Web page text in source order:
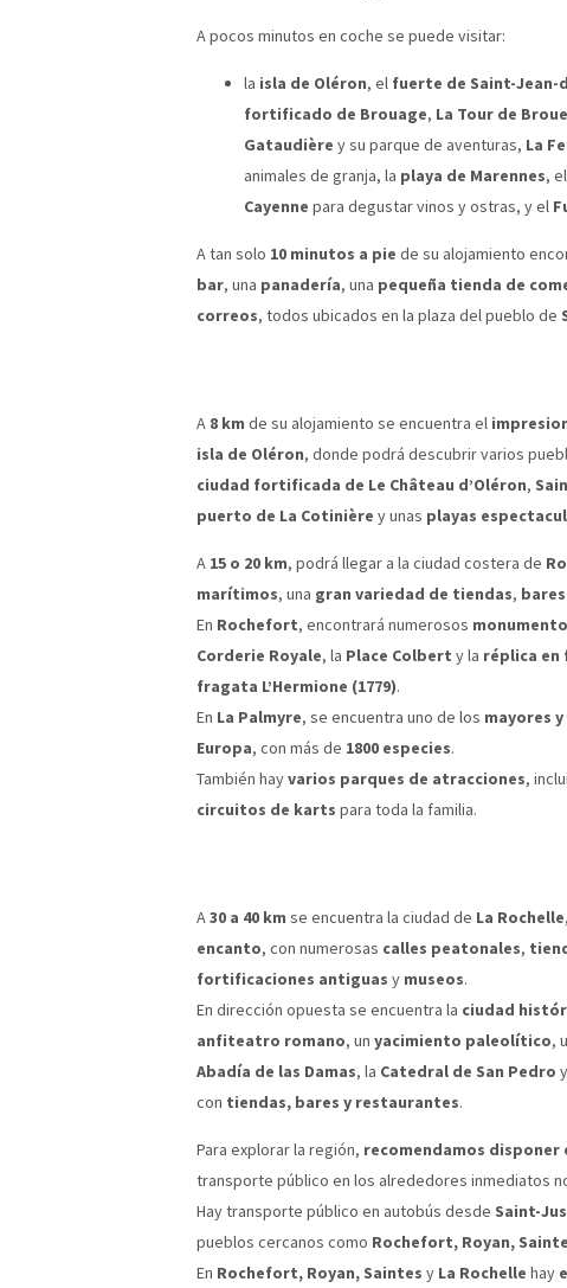
A pocos minutos en coche se puede visitar:
la isla de Oléron, el fuerte de Saint-Jean-
fortificado de Brouage, La Tour de Broue
Gataudière y su parque de aventuras, La
animales de granja, la playa de Marennes,
Cayenne para degustar vinos y ostras, y el
A tan solo 10 minutos a pie de su alojamiento
bar, una panadería, una pequeña tienda de
correos, todos ubicados en la plaza del pueblo de
A 8 km de su alojamiento se encuentra el
isla de Oléron, donde podrá descubrir varios
ciudad fortificada de Le Château d’Oléron,
puerto de La Cotinière y unas playas
A 15 o 20 km, podrá llegar a la ciudad costera de
marítimos, una gran variedad de tiendas, bares
En Rochefort, encontrará numerosos
Corderie Royale, la Place Colbert y la réplica en
fragata L’Hermione (1779).
En La Palmyre, se encuentra uno de los mayores
Europa, con más de 1800 especies.
También hayvarios parques de atracciones,
circuitos de karts para toda la familia.
A30 a 40 km se encuentra la ciudad de La Rochelle
encanto, con numerosas calles peatonales,
fortificaciones antiguas y museos.
En dirección opuesta se encuentra la ciudad
anfiteatro romano, un yacimiento paleolítico,
Abadía de las Damas, la Catedral de San Pedro
con tiendas, bares y restaurantes.
Para explorar la región, recomendamos disponer
transporte público en los alrededores inmediatos
Hay transporte público en autobús desde Saint-
pueblos cercanos como Rochefort, Royan,
En Rochefort, Royan, Saintes y La Rochelle hay